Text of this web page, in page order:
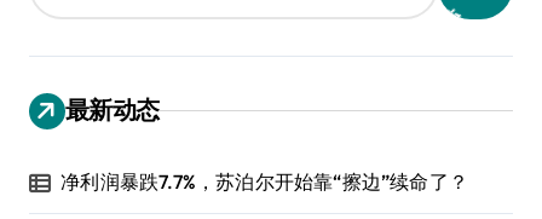
最新动态
净利润暴跌7.7%，苏泊尔开始靠“擦边”续命了？